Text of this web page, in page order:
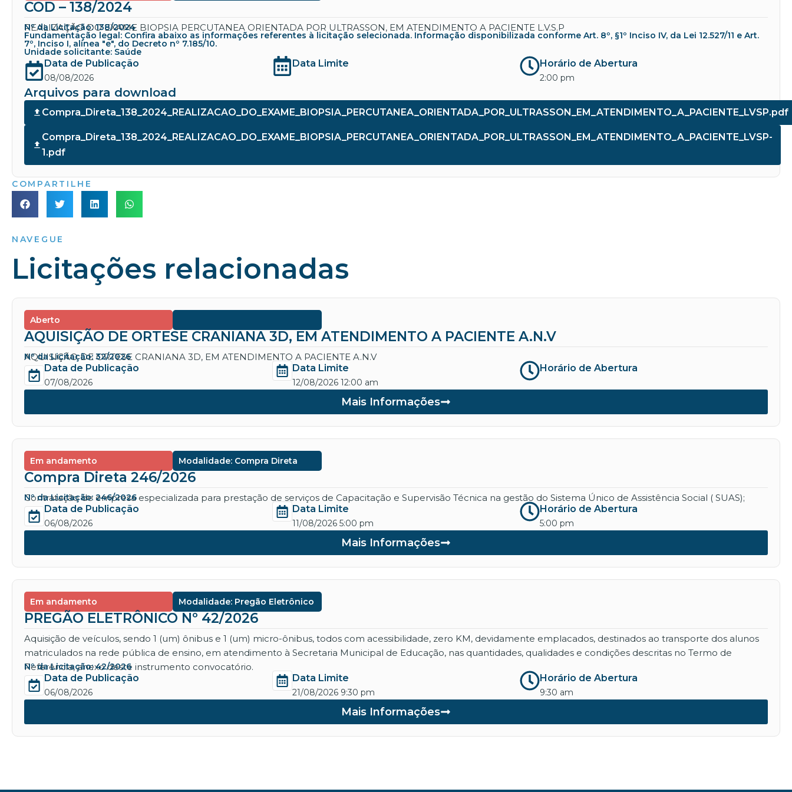
COD – 138/2024
REALIZAÇÃO DO EXAME BIOPSIA PERCUTANEA ORIENTADA POR ULTRASSON, EM ATENDIMENTO A PACIENTE L.V.S.P
Nº da Licitação: 138/2024
Fundamentação legal: Confira abaixo as informações referentes à licitação selecionada. Informação disponibilizada conforme Art. 8º, §1º Inciso IV, da Lei 12.527/11 e Art.
7º, Inciso I, alínea "e", do Decreto nº 7.185/10.
Unidade solicitante: Saúde
Data de Publicação
08/08/2026
Data Limite Horário de Abertura
2:00 pm
Arquivos para download
Compra_Direta_138_2024_REALIZACAO_DO_EXAME_BIOPSIA_PERCUTANEA_ORIENTADA_POR_ULTRASSON_EM_ATENDIMENTO_A_PACIENTE_LVSP.pdf
Compra_Direta_138_2024_REALIZACAO_DO_EXAME_BIOPSIA_PERCUTANEA_ORIENTADA_POR_ULTRASSON_EM_ATENDIMENTO_A_PACIENTE_LVSP-
1.pdf
COMPARTILHE
NAVEGUE
Licitações relacionadas
Aberto
AQUISIÇÃO DE ORTESE CRANIANA 3D, EM ATENDIMENTO A PACIENTE A.N.V
AQUISIÇÃO DE ORTESE CRANIANA 3D, EM ATENDIMENTO A PACIENTE A.N.V
Nº da Licitação: 32/2026
Data de Publicação
07/08/2026
Data Limite
12/08/2026 12:00 am
Horário de Abertura
Mais Informações
Em andamento Modalidade: Compra Direta
Compra Direta 246/2026
Contratação de empresa especializada para prestação de serviços de Capacitação e Supervisão Técnica na gestão do Sistema Único de Assistência Social ( SUAS);
Nº da Licitação: 246/2026
Data de Publicação
06/08/2026
Data Limite
11/08/2026 5:00 pm
Horário de Abertura
5:00 pm
Mais Informações
Em andamento Modalidade: Pregão Eletrônico
PREGÃO ELETRÔNICO Nº 42/2026
Aquisição de veículos, sendo 1 (um) ônibus e 1 (um) micro-ônibus, todos com acessibilidade, zero KM, devidamente emplacados, destinados ao transporte dos alunos
matriculados na rede pública de ensino, em atendimento à Secretaria Municipal de Educação, nas quantidades, qualidades e condições descritas no Termo de
Referência, anexo deste instrumento convocatório.
Nº da Licitação: 42/2026
Data de Publicação
06/08/2026
Data Limite
21/08/2026 9:30 pm
Horário de Abertura
9:30 am
Mais Informações